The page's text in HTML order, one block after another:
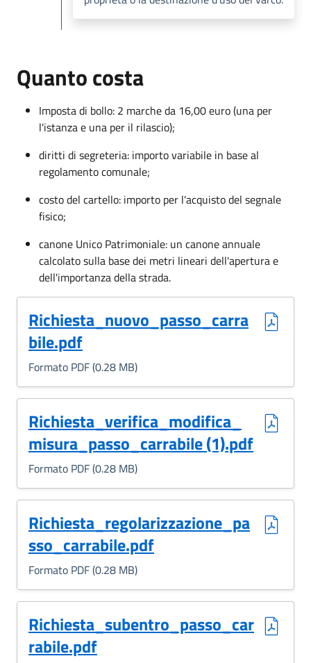
Quanto costa
Imposta di bollo: 2 marche da 16,00 euro (una per
l'istanza e una per il rilascio);
diritti di segreteria: importo variabile in base al
regolamento comunale;
costo del cartello: importo per l'acquisto del segnale
fisico;
canone Unico Patrimoniale: un canone annuale
calcolato sulla base dei metri lineari dell'apertura e
dell'importanza della strada.
Richiesta_nuovo_passo_carra
bile.pdf
(Formato PDF, 0.28 MB)
Formato PDF (0.28 MB)
Richiesta_verifica_modifica_
misura_passo_carrabile (1).pdf
(Formato PDF, 0.28 MB)
Formato PDF (0.28 MB)
Richiesta_regolarizzazione_pa
sso_carrabile.pdf
(Formato PDF, 0.28 MB)
Formato PDF (0.28 MB)
Richiesta_subentro_passo_car
rabile.pdf
(Formato PDF, 0.28 MB)